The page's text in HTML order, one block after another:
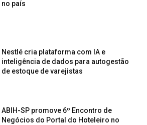
no país
Nestlé cria plataforma com IA e
inteligência de dados para autogestão
de estoque de varejistas
ABIH-SP promove 6º Encontro de
Negócios do Portal do Hoteleiro no